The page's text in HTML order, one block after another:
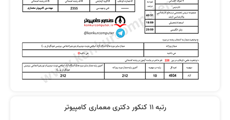
رتبه 11 کنکور دکتری معماری کامپیوتر